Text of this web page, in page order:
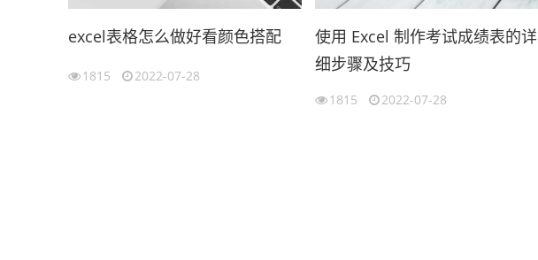
excel表格怎么做好看颜色搭配
1815 2022-07-28
使用 Excel 制作考试成绩表的详
细步骤及技巧
1815 2022-07-28